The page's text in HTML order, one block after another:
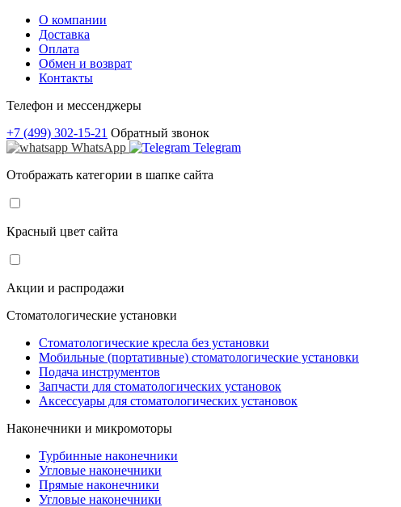
О компании
Доставка
Оплата
Обмен и возврат
Контакты
Телефон и мессенджеры
+7 (499) 302-15-21 Обратный звонок
WhatsApp
Telegram
Отображать категории в шапке сайта
Красный цвет сайта
Акции и распродажи
Стоматологические установки
Стоматологические кресла без установки
Мобильные (портативные) стоматологические установки
Подача инструментов
Запчасти для стоматологических установок
Аксессуары для стоматологических установок
Наконечники и микромоторы
Турбинные наконечники
Угловые наконечники
Прямые наконечники
Угловые наконечники